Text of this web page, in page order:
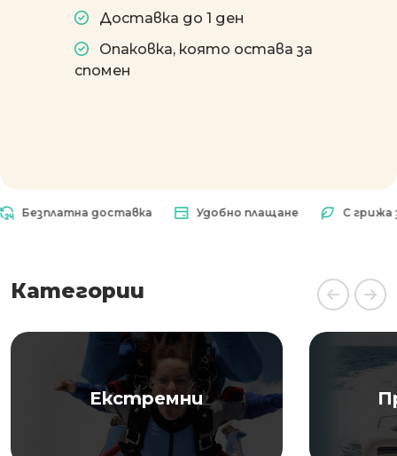
Доставка до 1 ден
Опаковка, която остава за
спомен
доставка Удобно плащане С грижа за
Категории
Екстремни